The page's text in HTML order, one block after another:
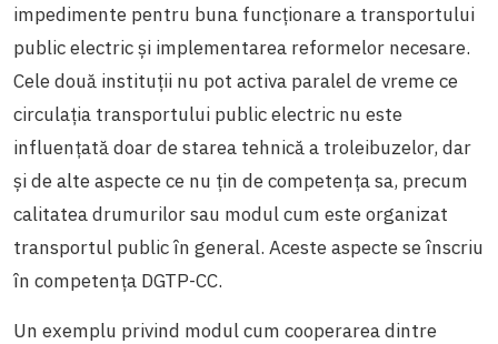
impedimente pentru buna funcționare a transportului
public electric și implementarea reformelor necesare.
Cele două instituții nu pot activa paralel de vreme ce
circulația transportului public electric nu este
influențată doar de starea tehnică a troleibuzelor, dar
și de alte aspecte ce nu țin de competența sa, precum
calitatea drumurilor sau modul cum este organizat
transportul public în general. Aceste aspecte se înscriu
în competența DGTP-CC.
Un exemplu privind modul cum cooperarea dintre